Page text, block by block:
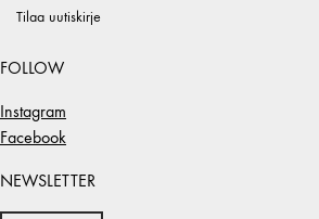
Tilaa uutiskirje
FOLLOW
Instagram
Facebook
NEWSLETTER